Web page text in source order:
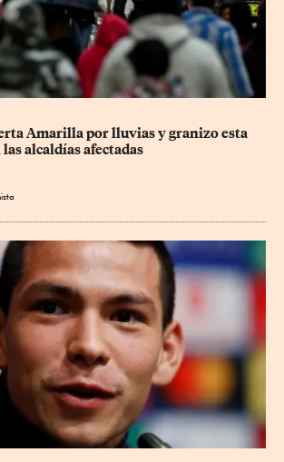
Amarilla por lluvias y granizo esta
alcaldías afectadas